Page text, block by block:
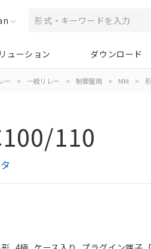
ューション ダウンロード
ー > 一般リレー > 制御盤用 > MM >
110